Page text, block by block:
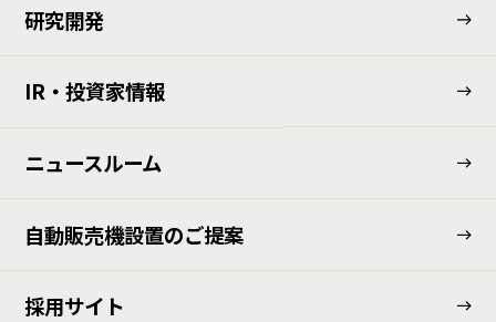
研究開発
IR・投資家情報
ニュースルーム
⾃動販売機設置のご提案
採用サイト